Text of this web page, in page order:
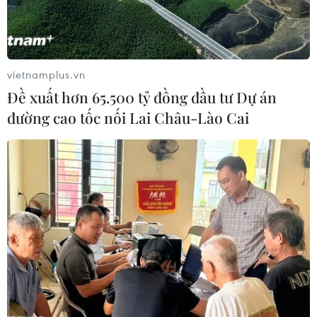
#Phú Yên #Đầm Ô Loan #Ô nhiễm
#Xâm hại
#Thủy sản
Theo dõi VietnamPlus
vietnamplus.vn
Đề xuất hơn 65.500 tỷ đồng đầu tư Dự án
đường cao tốc nối Lai Châu-Lào Cai